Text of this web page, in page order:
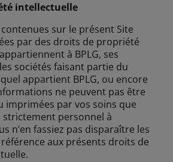
intellectuelle
sur le présent Site
par des droits de propriété
à BPLG, ses
sociétés faisant partie du
appartient BPLG, ou encore
ne peuvent pas être
par vos soins que
personnel à
n’en fassiez pas disparaître les
aux présents droits de